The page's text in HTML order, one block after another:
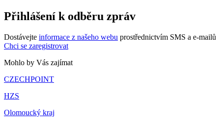
Přihlášení k odběru zpráv
Dostávejte informace z našeho webu prostřednictvím SMS a e-mailů
Chci se zaregistrovat
Mohlo by Vás zajímat
CZECHPOINT
HZS
Olomoucký kraj